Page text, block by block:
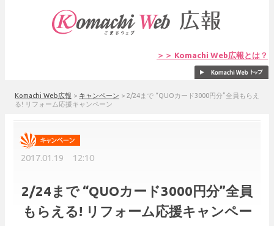
＞＞ Komachi Web広報とは？
Komachi Web広報 > キャンペーン > 2/24まで “QUOカード3000円分”全員もらえ
る! リフォーム応援キャンペーン
2017.01.19 12:10
2/24まで “QUOカード3000円分”全員
もらえる! リフォーム応援キャンペー